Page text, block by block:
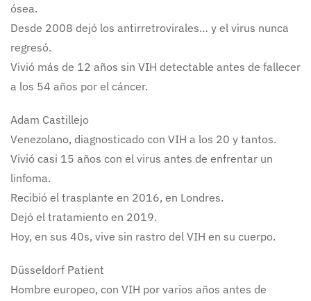
ósea.
Desde 2008 dejó los antirretrovirales… y el virus nunca
regresó.
Vivió más de 12 años sin VIH detectable antes de fallecer
a los 54 años por el cáncer.
Adam Castillejo
Venezolano, diagnosticado con VIH a los 20 y tantos.
Vivió casi 15 años con el virus antes de enfrentar un
linfoma.
Recibió el trasplante en 2016, en Londres.
Dejó el tratamiento en 2019.
Hoy, en sus 40s, vive sin rastro del VIH en su cuerpo.
Düsseldorf Patient
Hombre europeo, con VIH por varios años antes de